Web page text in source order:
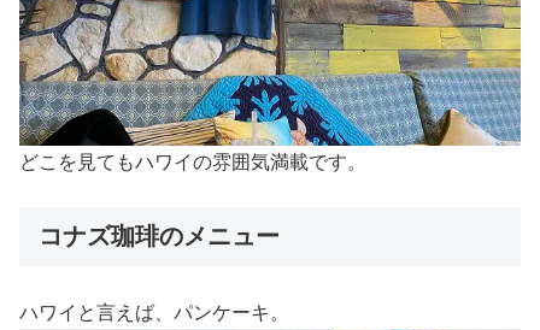
どこを見てもハワイの雰囲気満載です。
コナズ珈琲のメニュー
ハワイと言えば、パンケーキ。